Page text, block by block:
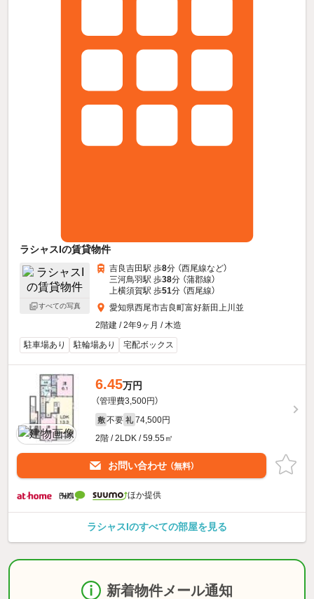
ラシャスIの賃貸物件
すべての写真
吉良吉田駅 歩8分 （西尾線など）
三河鳥羽駅 歩38分 （蒲郡線）
上横須賀駅 歩51分 （西尾線）
愛知県西尾市吉良町富好新田上川並
2階建 / 2年9ヶ月 / 木造
駐車場あり
駐輪場あり 宅配ボックス
6.45万円
（管理費3,500円）
敷 不要 礼 74,500円
2階 / 2LDK / 59.55㎡
お問い合わせ （無料）
ほか提供
ラシャスIのすべての部屋を見る
新着物件メール通知